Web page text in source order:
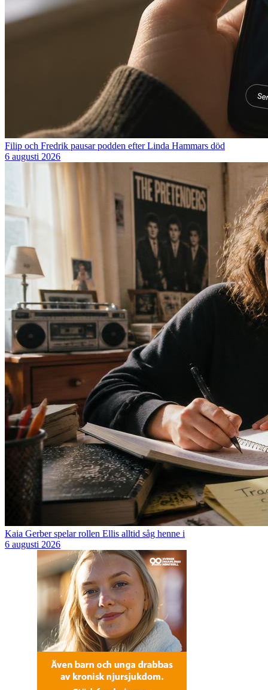
Filip och Fredrik pausar podden efter Linda Hammars död
6 augusti 2026
Kaia Gerber spelar rollen Ellis alltid såg henne i
6 augusti 2026